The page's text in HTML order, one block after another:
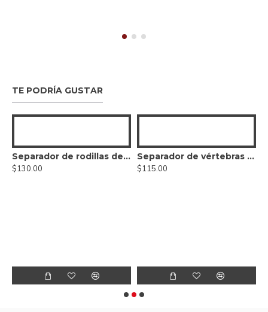
TE PODRÍA GUSTAR
Separador de rodillas dentado
$130.00
Separador de vértebras de rodilla
$115.00